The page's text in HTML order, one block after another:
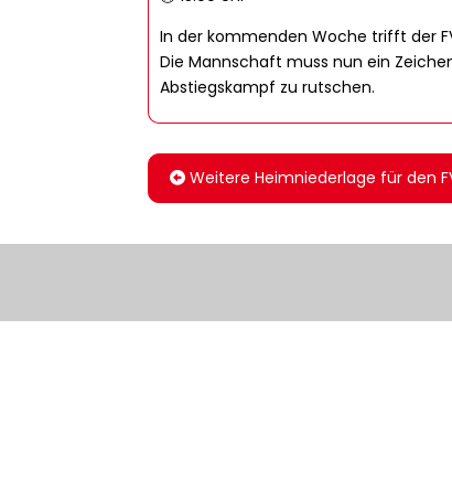
In der kommenden Woche trifft der
Die Mannschaft muss nun ein
Abstiegskampf zu rutschen.
Weitere Heimniederlage für den